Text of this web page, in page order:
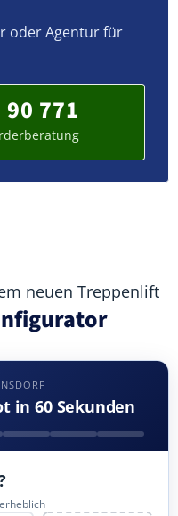
oder Agentur für
771
neuen Treppenlift
in 60 Sekunden